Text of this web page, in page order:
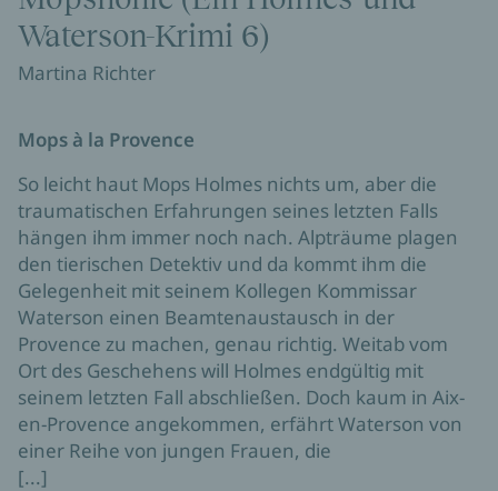
Waterson-Krimi 6)
Martina Richter
Mops à la Provence
So leicht haut Mops Holmes nichts um, aber die
traumatischen Erfahrungen seines letzten Falls
hängen ihm immer noch nach. Alpträume plagen
den tierischen Detektiv und da kommt ihm die
Gelegenheit mit seinem Kollegen Kommissar
Waterson einen Beamtenaustausch in der
Provence zu machen, genau richtig. Weitab vom
Ort des Geschehens will Holmes endgültig mit
seinem letzten Fall abschließen. Doch kaum in Aix-
en-Provence angekommen, erfährt Waterson von
einer Reihe von jungen Frauen, die
[...]